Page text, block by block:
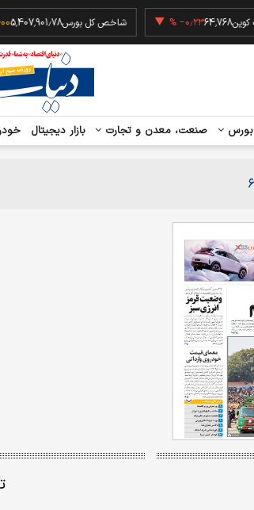
بیت کوین64,768‎−۰٫۲۳ % شاخص کل بورس
بورس صنعت، معدن و تجارت بازار دیجیتال